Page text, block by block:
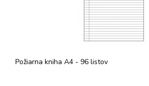
Požiarna kniha A4 - 96 listov